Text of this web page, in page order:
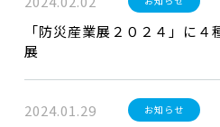
「防災産業展２０２４」に
展
2024.01.29 お知らせ